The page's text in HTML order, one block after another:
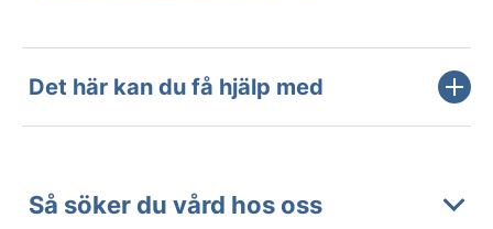
Det här kan du få hjälp med
Så söker du vård hos oss